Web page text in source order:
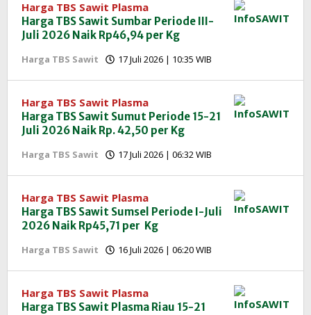
Harga TBS Sawit Plasma
Harga TBS Sawit Sumbar Periode III-
Juli 2026 Naik Rp46,94 per Kg
Harga TBS Sawit 17 Juli 2026 | 10:35 WIB
InfoSAWIT
Harga TBS Sawit Plasma
Harga TBS Sawit Sumut Periode 15-21
Juli 2026 Naik Rp. 42,50 per Kg
Harga TBS Sawit 17 Juli 2026 | 06:32 WIB
InfoSAWIT
Harga TBS Sawit Plasma
Harga TBS Sawit Sumsel Periode I-Juli
2026 Naik Rp45,71 per Kg
Harga TBS Sawit 16 Juli 2026 | 06:20 WIB
InfoSAWIT
Harga TBS Sawit Plasma
Harga TBS Sawit Plasma Riau 15-21